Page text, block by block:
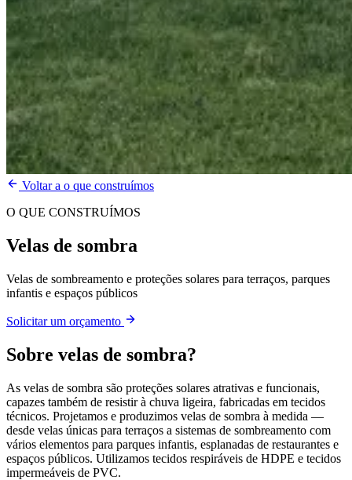
Voltar a o que construímos
O QUE CONSTRUÍMOS
Velas de sombra
Velas de sombreamento e proteções solares para terraços, parques
infantis e espaços públicos
Solicitar um orçamento
Sobre velas de sombra?
As velas de sombra são proteções solares atrativas e funcionais,
capazes também de resistir à chuva ligeira, fabricadas em tecidos
técnicos. Projetamos e produzimos velas de sombra à medida —
desde velas únicas para terraços a sistemas de sombreamento com
vários elementos para parques infantis, esplanadas de restaurantes e
espaços públicos. Utilizamos tecidos respiráveis de HDPE e tecidos
impermeáveis de PVC.